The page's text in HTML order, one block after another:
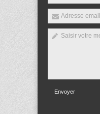
Envoyer